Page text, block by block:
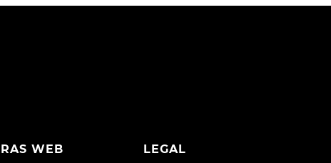
WEB LEGAL